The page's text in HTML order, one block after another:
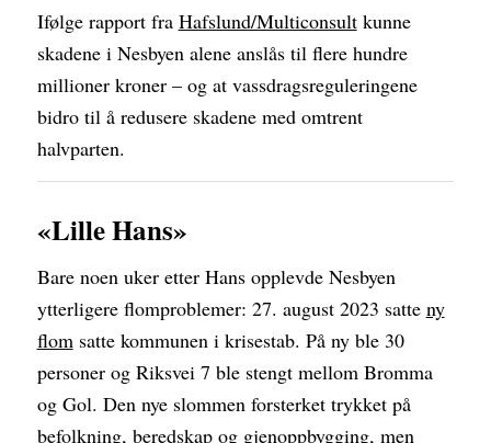
Ifølge rapport fra Hafslund/Multiconsultkunne
skadene i Nesbyen alene anslås til flere hundre
millioner kroner – og at vassdragsreguleringene
bidro til å redusere skadene med omtrent
halvparten.
«Lille Hans»
Bare noen uker etter Hans opplevde Nesbyen
ytterligere flomproblemer: 27. august 2023 satte ny
flomsatte kommunen i krisestab. På ny ble 30
personer og Riksvei 7 ble stengt mellom Bromma
og Gol. Den nye slommen forsterket trykket på
befolkning, beredskap og gjenoppbygging, men